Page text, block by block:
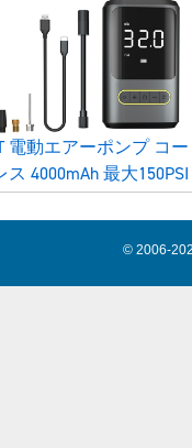
電動エアーポンプ コー
ス 4000mAh 最大150PSI
© 2006-